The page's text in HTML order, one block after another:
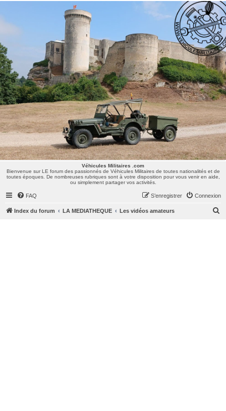
Véhicules Militaires .com
Bienvenue sur LE forum des passionnés de Véhicules Militaires de toutes nationalités et de
toutes époques. De nombreuses rubriques sont à votre disposition pour vous venir en aide,
ou simplement partager vos activités.
Véhicules Militaires .com
Bienvenue sur LE forum des passionnés de Véhicules Militaires de toutes nationalités et de
toutes époques. De nombreuses rubriques sont à votre disposition pour vous venir en aide,
ou simplement partager vos activités.
FAQ Connexion
S’enregistrer
Index du forum LA MEDIATHEQUE Les vidéos amateurs